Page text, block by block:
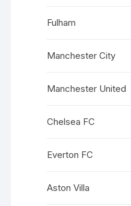
Fulham
Manchester City
Manchester United
Chelsea FC
Everton FC
Aston Villa